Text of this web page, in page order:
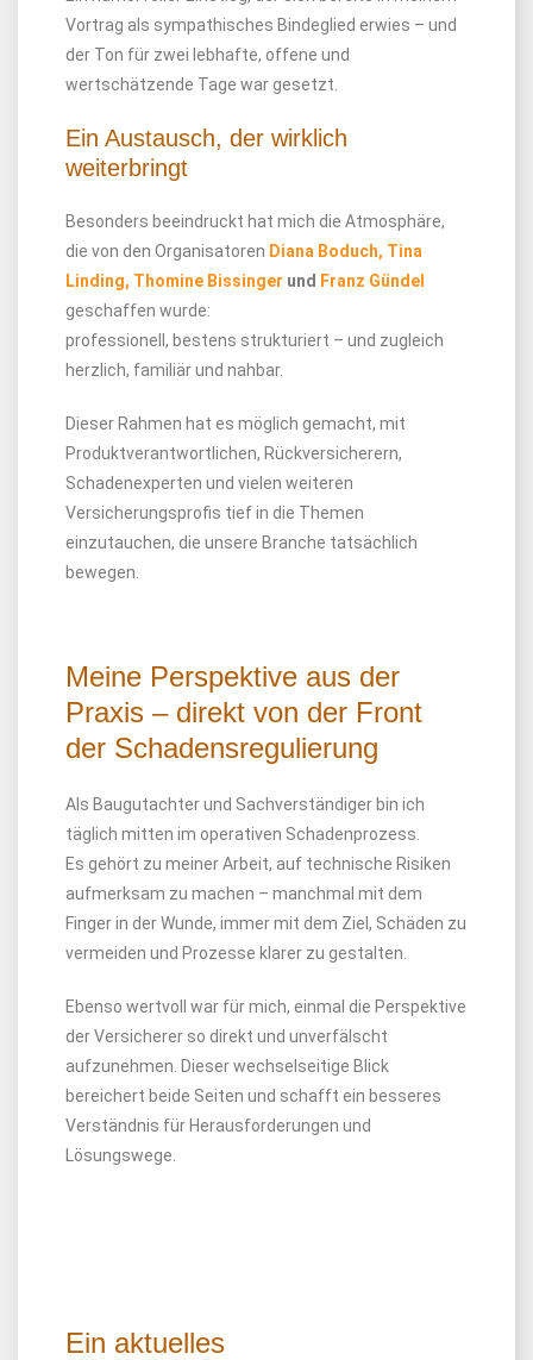
Vortrag als sympathisches Bindeglied erwies – und
der Ton für zwei lebhafte, offene und
wertschätzende Tage war gesetzt.
Ein Austausch, der wirklich
weiterbringt
Besonders beeindruckt hat mich die Atmosphäre,
die von den Organisatoren Diana Boduch, Tina
Linding, Thomine Bissinger und Franz Gündel
geschaffen wurde:
professionell, bestens strukturiert – und zugleich
herzlich, familiär und nahbar.
Dieser Rahmen hat es möglich gemacht, mit
Produktverantwortlichen, Rückversicherern,
Schadenexperten und vielen weiteren
Versicherungsprofis tief in die Themen
einzutauchen, die unsere Branche tatsächlich
bewegen.
Meine Perspektive aus der
Praxis – direkt von der Front
der Schadensregulierung
Als Baugutachter und Sachverständiger bin ich
täglich mitten im operativen Schadenprozess.
Es gehört zu meiner Arbeit, auf technische Risiken
aufmerksam zu machen – manchmal mit dem
Finger in der Wunde, immer mit dem Ziel, Schäden zu
vermeiden und Prozesse klarer zu gestalten.
Ebenso wertvoll war für mich, einmal die Perspektive
der Versicherer so direkt und unverfälscht
aufzunehmen. Dieser wechselseitige Blick
bereichert beide Seiten und schafft ein besseres
Verständnis für Herausforderungen und
Lösungswege.
Ein aktuelles